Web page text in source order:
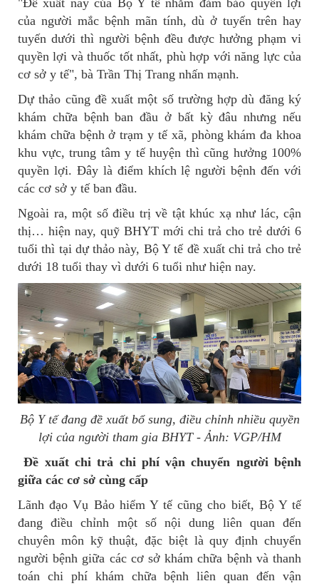
"Đề xuất này của Bộ Y tế nhằm đảm bảo quyền lợi
của người mắc bệnh mãn tính, dù ở tuyến trên hay
tuyến dưới thì người bệnh đều được hưởng phạm vi
quyền lợi và thuốc tốt nhất, phù hợp với năng lực của
cơ sở y tế", bà Trần Thị Trang nhấn mạnh.
Dự thảo cũng đề xuất một số trường hợp dù đăng ký
khám chữa bệnh ban đầu ở bất kỳ đâu nhưng nếu
khám chữa bệnh ở trạm y tế xã, phòng khám đa khoa
khu vực, trung tâm y tế huyện thì cũng hưởng 100%
quyền lợi. Đây là điểm khích lệ người bệnh đến với
các cơ sở y tế ban đầu.
Ngoài ra, một số điều trị về tật khúc xạ như lác, cận
thị… hiện nay, quỹ BHYT mới chi trả cho trẻ dưới 6
tuổi thì tại dự thảo này, Bộ Y tế đề xuất chi trả cho trẻ
dưới 18 tuổi thay vì dưới 6 tuổi như hiện nay.
Bộ Y tế đang đề xuất bổ sung, điều chỉnh nhiều quyền
lợi của người tham gia BHYT - Ảnh: VGP/HM
Đề xuất chi trả chi phí vận chuyển người bệnh
giữa các cơ sở cùng cấp
Lãnh đạo Vụ Bảo hiểm Y tế cũng cho biết, Bộ Y tế
đang điều chỉnh một số nội dung liên quan đến
chuyên môn kỹ thuật, đặc biệt là quy định chuyển
người bệnh giữa các cơ sở khám chữa bệnh và thanh
toán chi phí khám chữa bệnh liên quan đến vận